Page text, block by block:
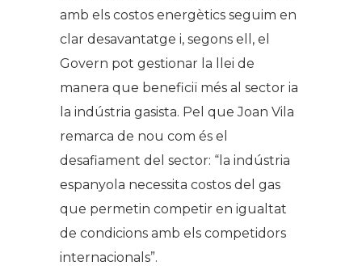
amb els costos energètics seguim en
clar desavantatge i, segons ell, el
Govern pot gestionar la llei de
manera que beneficiï més al sector ia
la indústria gasista. Pel que Joan Vila
remarca de nou com és el
desafiament del sector: “la indústria
espanyola necessita costos del gas
que permetin competir en igualtat
de condicions amb els competidors
internacionals”.